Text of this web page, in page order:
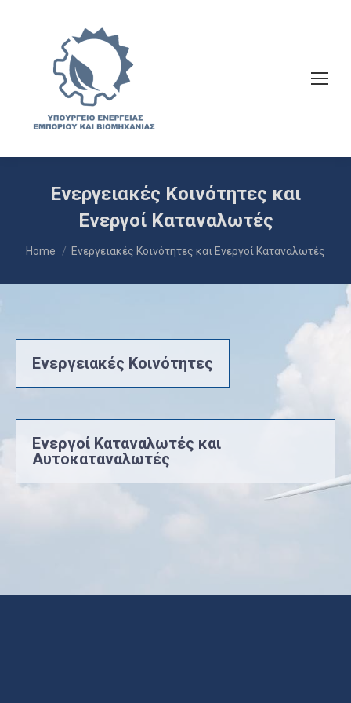
Ενεργειακές Κοινότητες και
Ενεργοί Καταναλωτές
You are here:
Home Ενεργειακές Κοινότητες και Ενεργοί Καταναλωτές
Ενεργειακές Κοινότητες
Ενεργοί Καταναλωτές και
Αυτοκαταναλωτές